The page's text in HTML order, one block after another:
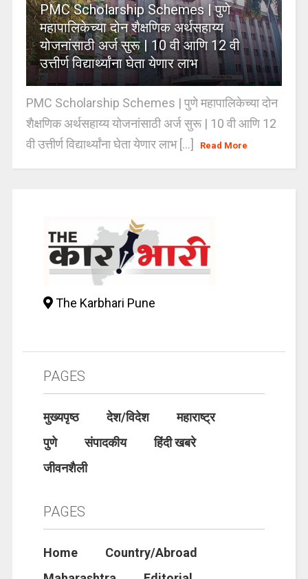
PMC Scholarship Schemes | पुणे
महापालिकेच्या दोन शैक्षणिक अर्थसहाय्य
योजनांसाठी अर्ज सुरू | 10 वी आणि 12 वी
उत्तीर्ण विद्यार्थ्यांना घेता येणार लाभ
PMC Scholarship Schemes | पुणे महापालिकेच्या दोन
शैक्षणिक अर्थसहाय्य योजनांसाठी अर्ज सुरू | 10 वी आणि 12
वी उत्तीर्ण विद्यार्थ्यांना घेता येणार लाभ [...]
Read More
The Karbhari Pune
PAGES
मुख्यपृष्ठ देश/विदेश
महाराष्ट्र
पुणे
संपादकीय
हिंदी खबरे
जीवनशैली
PAGES
Home
Country/Abroad